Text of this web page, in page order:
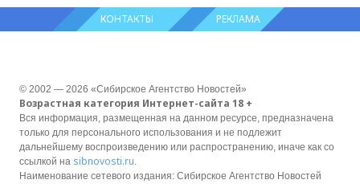
КОНТАКТЫ РЕКЛАМА
© 2002 — 2026 «Сибирское Агентство Новостей»
Возрастная категория Интернет-сайта 18 +
Вся информация, размещенная на данном ресурсе, предназначена
только для персонального использования и не подлежит
дальнейшему воспроизведению или распространению, иначе как со
ссылкой на sibnovosti.ru.
Наименование сетевого издания: Сибирское Агентство Новостей